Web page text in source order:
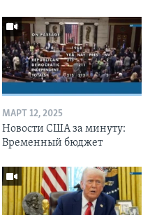
МАРТ 12, 2025
Новости США за минуту:
Временный бюджет